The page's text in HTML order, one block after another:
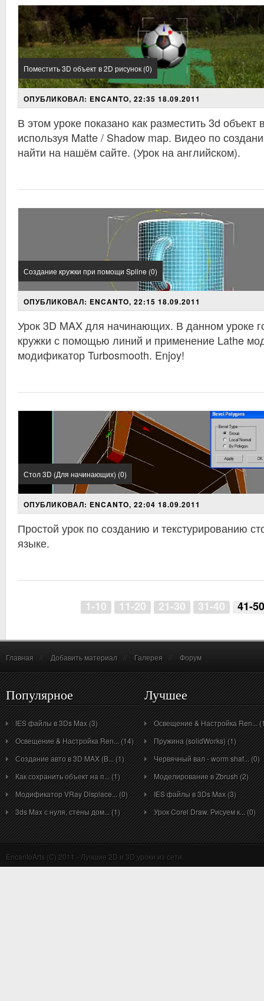
Поместить 3D объект в 2D рисунок (0)
ОПУБЛИКОВАЛ: ENCANTO, 22:35 18.09.2011
В этом уроке показано как разместить 3d
используя Matte / Shadow map. Видео по
найти на нашём сайте. (Урок на английском).
Создание кружки при помощи Spline (0)
ОПУБЛИКОВАЛ: ENCANTO, 22:15 18.09.2011
Урок 3D MAX для начинающих. В данном уроке
кружки с помощью линий и применение Lathe
модификатор Turbosmooth. Enjoy!
Стол 3D (Для начинающих) (0)
ОПУБЛИКОВАЛ: ENCANTO, 22:04 18.09.2011
Простой урок по созданию и текстурированию
языке.
1-10 11-20 21-30 31-40 41-50
Главная Добавить материал Галерея Форум
Популярное
IES файлы в 3Ds Max (3)
Освещение & Настройка Ren... (14)
Создание авто в 3D MAX (B... (1)
Как сохранить объект на п... (1)
Модификатор VRay Displace... (0)
3ds Max с нуля, стены дом... (1)
Лучшее
Освещение & Настройка Ren...
Пружина (solidWorks) (1)
Червячный вал - worm shaf... (0)
Моделирование в Zbrush (2)
IES файлы в 3Ds Max (3)
Урок Corel Draw. Рисуем к... (0)
EncantoArts (C) 2011 - Лучшие 2D и 3D уроки из сети.